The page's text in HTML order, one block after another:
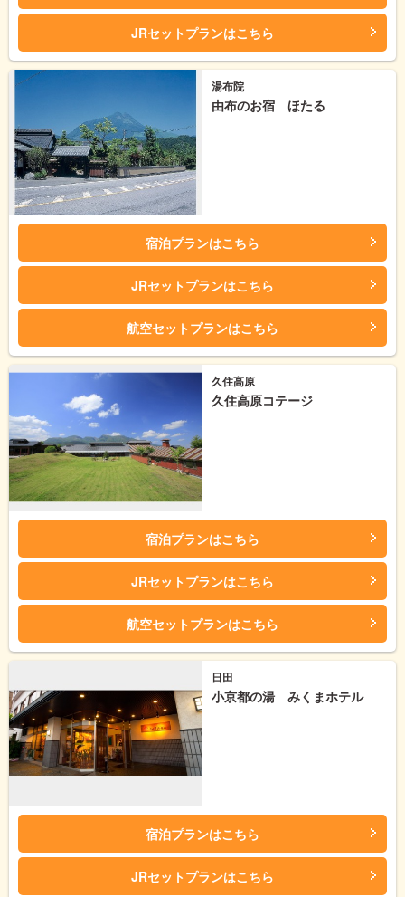
JRセットプランはこちら
湯布院
由布のお宿 ほたる
宿泊プランはこちら
JRセットプランはこちら
航空セットプランはこちら
久住高原
久住高原コテージ
宿泊プランはこちら
JRセットプランはこちら
航空セットプランはこちら
日田
小京都の湯 みくまホテル
宿泊プランはこちら
JRセットプランはこちら